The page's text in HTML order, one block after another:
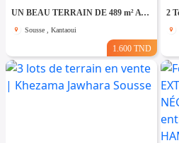
UN BEAU TERRAIN DE 489 m² A KANTAOUI
Sousse , Kantaoui
1.600 TND